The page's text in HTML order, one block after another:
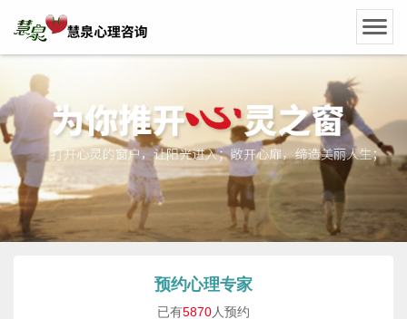
预约心理专家
已有5870人预约